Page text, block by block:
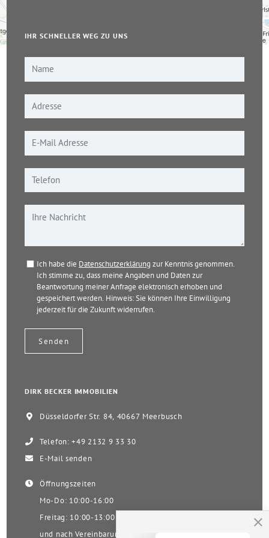
© OpenStreetMap-Mitwirkende
IHR SCHNELLER WEG ZU UNS
Ich habe die Datenschutzerklärung zur Kenntnis genommen.
Ich stimme zu, dass meine Angaben und Daten zur
Beantwortung meiner Anfrage elektronisch erhoben und
gespeichert werden. Hinweis: Sie können Ihre Einwilligung
jederzeit für die Zukunft widerrufen.
DIRK BECKER IMMOBILIEN
Düsseldorfer Str. 84, 40667 Meerbusch
Telefon: +49 2132 9 33 30
E-Mail senden
Öffnungszeiten
Mo-Do: 10:00-16:00
Freitag: 10:00-13:00
und nach Vereinbarung